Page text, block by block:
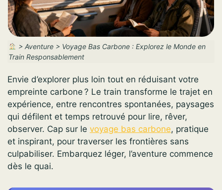
> Aventure> Voyage Bas Carbone : Explorez le Monde en
Train Responsablement
Envie d’explorer plus loin tout en réduisant votre
empreinte carbone ? Le train transforme le trajet en
expérience, entre rencontres spontanées, paysages
qui défilent et temps retrouvé pour lire, rêver,
observer. Cap sur le voyage bas carbone, pratique
et inspirant, pour traverser les frontières sans
culpabiliser. Embarquez léger, l’aventure commence
dès le quai.